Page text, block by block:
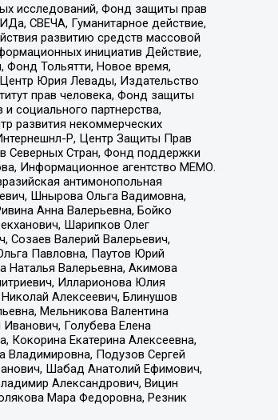
исследований, Фонд защиты прав
СВЕЧА, Гуманитарное действие,
развитию средств массовой
инициатив Действие,
Тольятти, Новое время,
Центр Юрия Левады, Издательство
прав человека, Фонд защиты
социального партнерства,
развития некоммерческих
Р, Центр Защиты Прав
Северных Стран, Фонд поддержки
Информационное агентство МЕМО.
антимонопольная
Шнырова Ольга Вадимовна,
Анна Валерьевна, Бойко
Шарипков Олег
Созаев Валерий Валерьевич,
Павловна, Паутов Юрий
Наталья Валерьевна, Акимова
Илларионова Юлия
Алексеевич, Блинушов
Мельникова Валентина
Голубева Елена
Кокорина Екатерина Алексеевна,
Владимировна, Подузов Сергей
Шабад Анатолий Ефимович,
Александрович, Вицин
Мара Федоровна, Резник